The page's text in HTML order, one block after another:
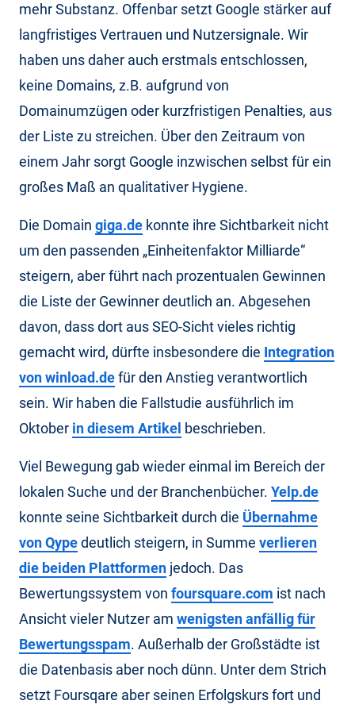
mehr Substanz. Offenbar setzt Google stärker auf
langfristiges Vertrauen und Nutzersignale. Wir
haben uns daher auch erstmals entschlossen,
keine Domains, z.B. aufgrund von
Domainumzügen oder kurzfristigen Penalties, aus
der Liste zu streichen. Über den Zeitraum von
einem Jahr sorgt Google inzwischen selbst für ein
großes Maß an qualitativer Hygiene.
Die Domain giga.de konnte ihre Sichtbarkeit nicht
um den passenden „Einheitenfaktor Milliarde“
steigern, aber führt nach prozentualen Gewinnen
die Liste der Gewinner deutlich an. Abgesehen
davon, dass dort aus SEO-Sicht vieles richtig
gemacht wird, dürfte insbesondere die Integration
von winload.defür den Anstieg verantwortlich
sein. Wir haben die Fallstudie ausführlich im
Oktober in diesem Artikel beschrieben.
Viel Bewegung gab wieder einmal im Bereich der
lokalen Suche und der Branchenbücher. Yelp.de
konnte seine Sichtbarkeit durch die Übernahme
von Qypedeutlich steigern, in Summe verlieren
die beiden Plattformen jedoch. Das
Bewertungssystem von foursquare.com ist nach
Ansicht vieler Nutzer am wenigsten anfällig für
Bewertungsspam. Außerhalb der Großstädte ist
die Datenbasis aber noch dünn. Unter dem Strich
setzt Foursqare aber seinen Erfolgskurs fort und